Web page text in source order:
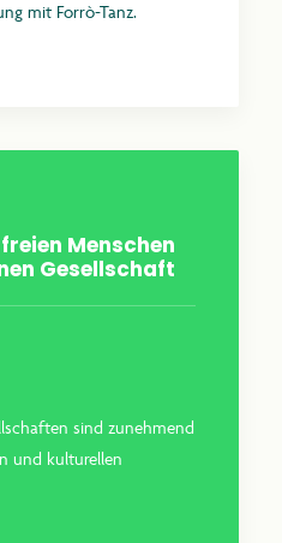
mit Forrò-Tanz.
Menschen
Gesellschaft
sind zunehmend
und kulturellen